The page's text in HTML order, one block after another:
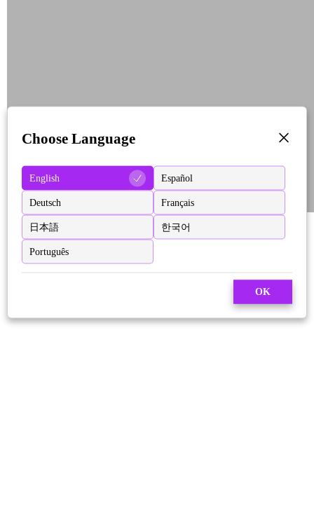
Choose Language
English Español
Deutsch Français
日本語 한국어
Português
OK